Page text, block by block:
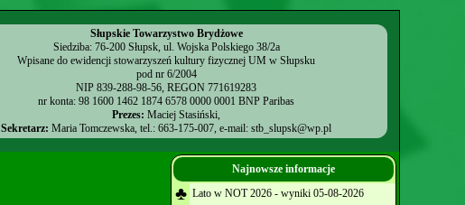
Słupskie Towarzystwo Brydżowe
Siedziba: 76-200 Słupsk, ul. Wojska Polskiego 38/2a
Wpisane do ewidencji stowarzyszeń kultury fizycznej UM w Słupsku
pod nr 6/2004
NIP 839-288-98-56, REGON 771619283
nr konta: 98 1600 1462 1874 6578 0000 0001 BNP Paribas
Prezes: Maciej Stasiński,
Sekretarz: Maria Tomczewska, tel.: 663-175-007, e-mail: stb_slupsk@wp.pl
Najnowsze informacje
♣ Lato w NOT 2026 - wyniki 05-08-2026